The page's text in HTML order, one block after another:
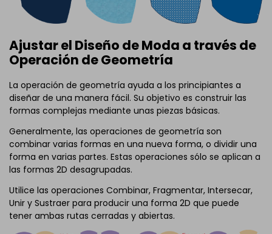
Ajustar el Diseño de Moda a través de
Operación de Geometría
La operación de geometría ayuda a los principiantes a
diseñar de una manera fácil. Su objetivo es construir las
formas complejas mediante unas piezas básicas.
Generalmente, las operaciones de geometría son
combinar varias formas en una nueva forma, o dividir una
forma en varias partes. Estas operaciones sólo se aplican a
las formas 2D desagrupadas.
Utilice las operaciones Combinar, Fragmentar, Intersecar,
Unir y Sustraer para producir una forma 2D que puede
tener ambas rutas cerradas y abiertas.